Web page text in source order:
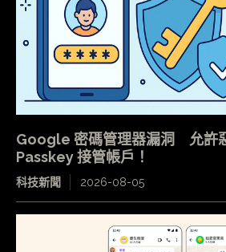
Google 密碼管理器漏洞 允許
Passkey 接管帳戶！
科技新聞 2026-08-05